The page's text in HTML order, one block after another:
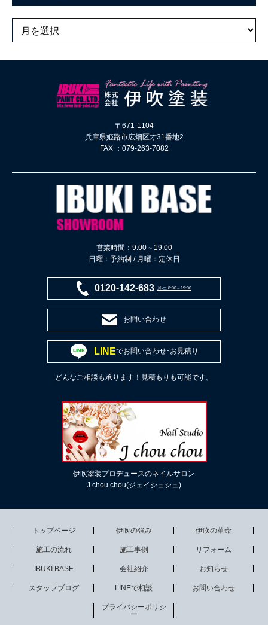
〒671-1104
兵庫県姫路市広畑区才31番地2
FAX ：079-263-7082
営業時間：9:00～19:00
日曜：予約制 / 月曜：定休日
0120-142-683 月-土 8:00～19:00
お問い合わせ
LINEでお問い合わせ･お見積り
どんなご相談も承ります！見積もりも可能です。
伊吹塗装プロデュースのネイルサロン
J chou chou(ジェイシュシュ)
トップページ 伊吹の強み 伊吹の革命
施工の流れ 施工事例 リフォーム
IBUKI BASE 会社紹介 お知らせ
スタッフブログ LINEで相談 お問い合わせ
プライバシーポリシ
ー